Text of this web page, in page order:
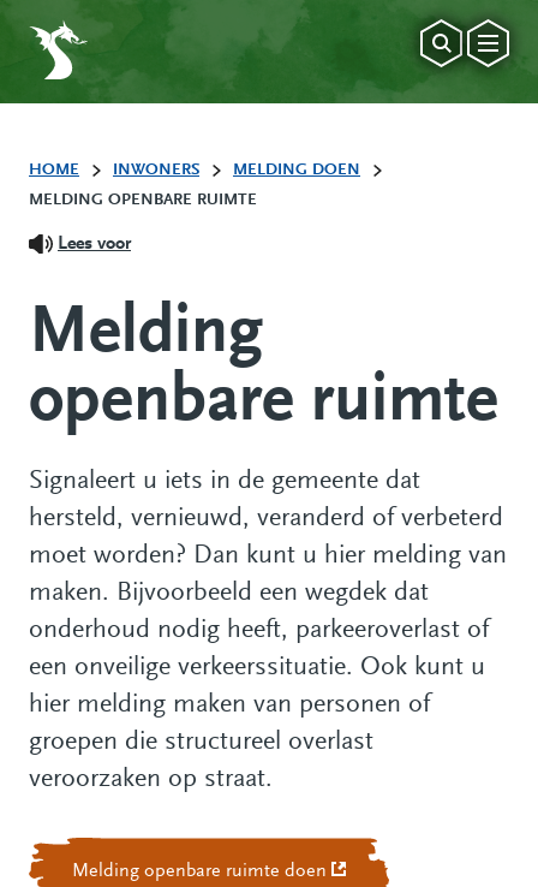
HOME INWONERS
MELDING DOEN
MELDING OPENBARE RUIMTE
Lees voor
Melding
openbare ruimte
Signaleert u iets in de gemeente dat
hersteld, vernieuwd, veranderd of verbeterd
moet worden? Dan kunt u hier melding van
maken. Bijvoorbeeld een wegdek dat
onderhoud nodig heeft, parkeeroverlast of
een onveilige verkeerssituatie. Ook kunt u
hier melding maken van personen of
groepen die structureel overlast
veroorzaken op straat.
Melding openbare ruimte doen (Deze link gaat naar een